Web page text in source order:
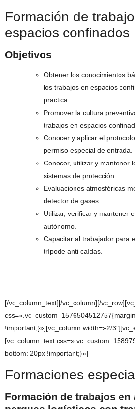
Formación de
espacios confinados
Objetivos
Obtener los conocimientos
los trabajos en espacios
práctica.
Promover la cultura
trabajos en espacios
Conocer y aplicar el
permiso especial de entrada.
Conocer, utilizar y mantener
sistemas de protección.
Evaluaciones atmosféricas
detector de gases.
Utilizar, verificar y mantener
autónomo.
Capacitar al trabajador para
trípode anti caídas.
[/vc_column_text][/vc_column][/
!important;}»][vc_column width=»2/
[vc_column_text
bottom: 20px !important;}»]
Formaciones
Formación de trabajos en